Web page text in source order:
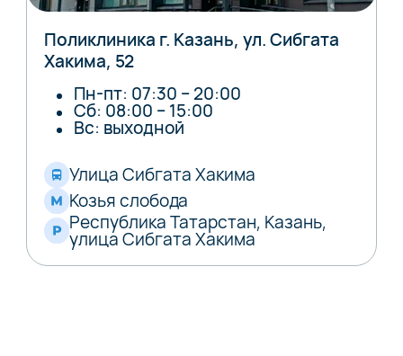
Поликлиника г. Казань, ул. Сибгата
Хакима, 52
Пн-пт: 07:30 – 20:00
Сб: 08:00 – 15:00
Вс: выходной
Улица Сибгата Хакима
Козья слобода
Республика Татарстан, Казань,
улица Сибгата Хакима